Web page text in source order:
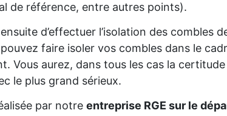
de référence, entre autres points).
d’effectuer l’isolation des combles
faire isoler vos combles dans le
Vous aurez, dans tous les cas la certitude
le plus grand sérieux.
par notre entreprise RGE sur le